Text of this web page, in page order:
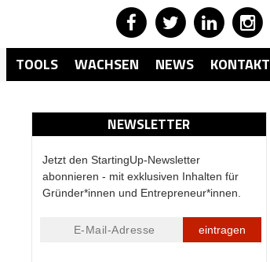
TOOLS WACHSEN NEWS KONTAKT
NEWSLETTER
Jetzt den StartingUp-Newsletter
abonnieren - mit exklusiven Inhalten für
Gründer*innen und Entrepreneur*innen.
eintragen